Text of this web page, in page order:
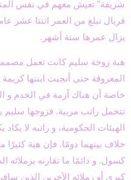
شريفة” تعيش معهم في نفس
فريال تبلغ من العمر اثنتا عشر
يزال عمرها ستة أشهر.
هبة زوجة سليم كانت تعمل
المعروفة حتى أنجبت ابنتها
خاصة أن هناك أزمة في الخدم و
تتحمل راتب مربية. فزوجها
الهيئات الحكومية، و راتبه لا
خلاف بينهما دومًا. فإن هبة كثيرًا
كسول. و دائمًا ما تقارنه
كبرى أو زملائه الآخرين الذين